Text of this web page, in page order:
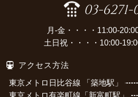
03-6271-
月-金・・・・11:00-
土日祝・・・・10:00-
アクセス方法
東京メトロ日比谷線 「築地駅」